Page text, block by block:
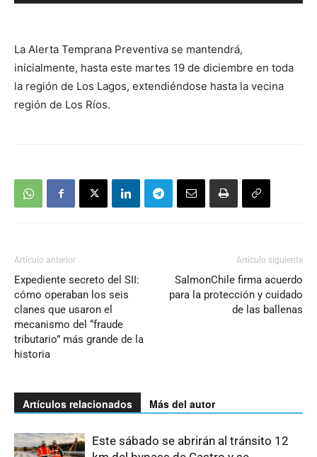
La Alerta Temprana Preventiva se mantendrá,
inicialmente, hasta este martes 19 de diciembre en toda
la región de Los Lagos, extendiéndose hasta la vecina
región de Los Ríos.
Artículo anterior
Expediente secreto del SII:
cómo operaban los seis
clanes que usaron el
mecanismo del “fraude
tributario” más grande de la
historia
Artículo siguiente
SalmonChile firma acuerdo
para la protección y cuidado
de las ballenas
Artículos relacionados Más del autor
Este sábado se abrirán al tránsito 12